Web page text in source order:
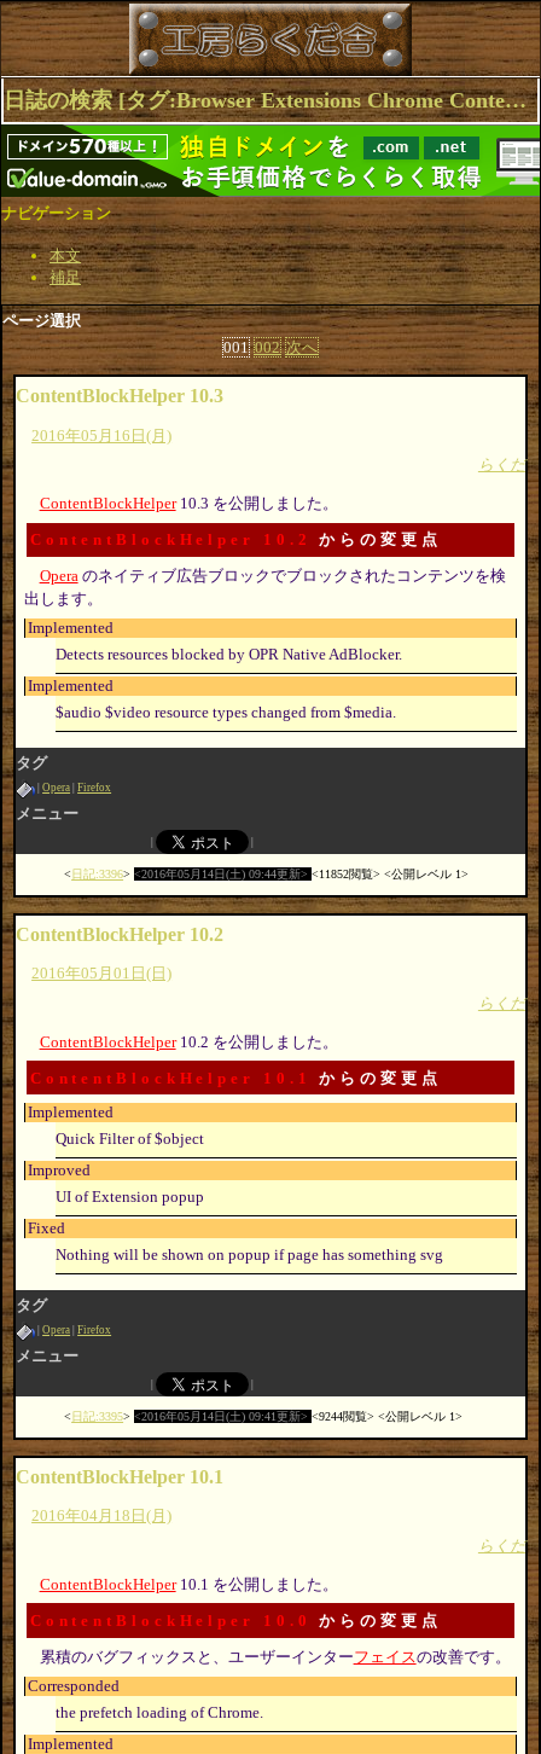
日誌の検索 [タグ:Browser Extensions Chrome ContentBlockHelper] 1～10(12件中)
ナビゲーション
本文
補足
ページ選択
001 002 次へ
ContentBlockHelper 10.3
2016年05月16日(月)
らくだ
ContentBlockHelper10.3 を公開しました。
ContentBlockHelper 10.2 からの変更点
Operaのネイティブ広告ブロックでブロックされたコンテンツを検
出します。
Implemented
Detects resources blocked by OPR Native AdBlocker.
Implemented
$audio $video resource types changed from $media.
タグ
Opera Firefox
メニュー
日記:3396 2016年05月14日(土) 09:44更新 11852閲覧 公開レベル 1
ContentBlockHelper 10.2
2016年05月01日(日)
らくだ
ContentBlockHelper10.2 を公開しました。
ContentBlockHelper 10.1
からの変更点
Implemented
Quick Filter of $object
Improved
UI of Extension popup
Fixed
Nothing will be shown on popup if page has something svg
タグ
Opera Firefox
メニュー
日記:3395 2016年05月14日(土) 09:41更新 9244閲覧 公開レベル 1
ContentBlockHelper 10.1
2016年04月18日(月)
らくだ
ContentBlockHelper10.1 を公開しました。
ContentBlockHelper 10.0 からの変更点
累積のバグフィックスと、ユーザーインターフェイスの改善です。
Corresponded
the prefetch loading of Chrome.
Implemented